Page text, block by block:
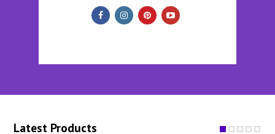
Latest Products